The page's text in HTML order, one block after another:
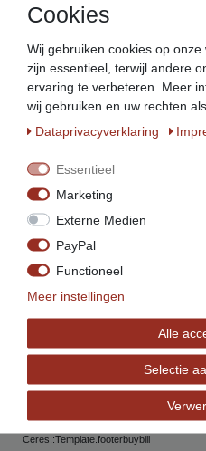
Service
info@beeketal.de
+49 (0)152 34770138
+49 (0) 5956 98926-29
(Mo. bis Fr. von 7 bis 17
Ceres::Template.footerbuybill
Cookies
Wij gebruiken cookies op
zijn essentieel, terwijl andere
ervaring te verbeteren. Meer
wij gebruiken en uw rechten
Data­privacy­verklaring
Essentieel
Marketing
Externe Medien
PayPal
Functioneel
Meer instellingen
Alle
Selectie